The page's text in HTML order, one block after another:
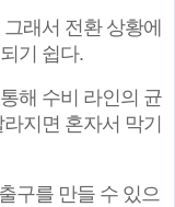
래서 전환 상황에
기 쉽다.
해 수비 라인의 균
지면 혼자서 막기
구를 만들 수 있으